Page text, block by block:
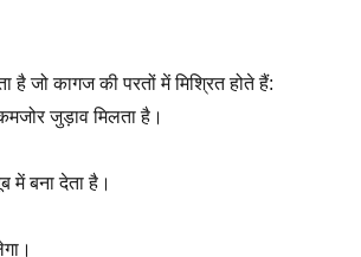
है जो कागज की परतों में मिश्रित होते हैं:
जुड़ाव मिलता है।
में बना देता है।